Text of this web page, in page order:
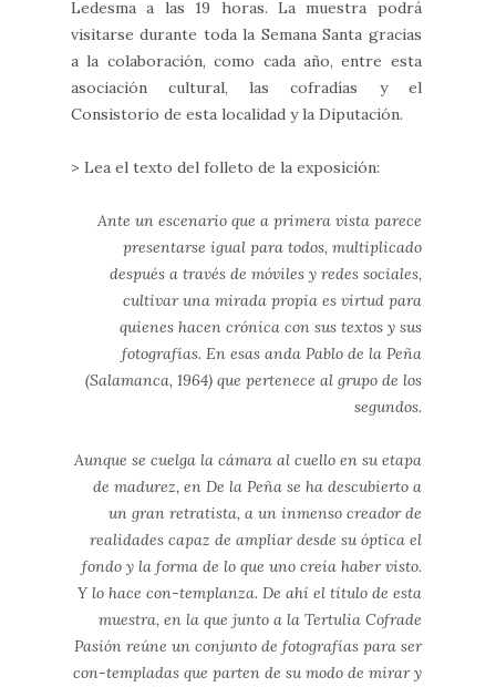
Ledesma a las 19 horas. La muestra podrá
visitarse durante toda la Semana Santa gracias
a la colaboración, como cada año, entre esta
asociación cultural, las cofradías y el
Consistorio de esta localidad y la Diputación.
> Lea el texto del folleto de la exposición:
Ante un escenario que a primera vista parece
presentarse igual para todos, multiplicado
después a través de móviles y redes sociales,
cultivar una mirada propia es virtud para
quienes hacen crónica con sus textos y sus
fotografías. En esas anda Pablo de la Peña
(Salamanca, 1964) que pertenece al grupo de los
segundos.
Aunque se cuelga la cámara al cuello en su etapa
de madurez, en De la Peña se ha descubierto a
un gran retratista, a un inmenso creador de
realidades capaz de ampliar desde su óptica el
fondo y la forma de lo que uno creía haber visto.
Y lo hace con-templanza. De ahí el título de esta
muestra, en la que junto a la Tertulia Cofrade
Pasión reúne un conjunto de fotografías para ser
con-templadas que parten de su modo de mirar y